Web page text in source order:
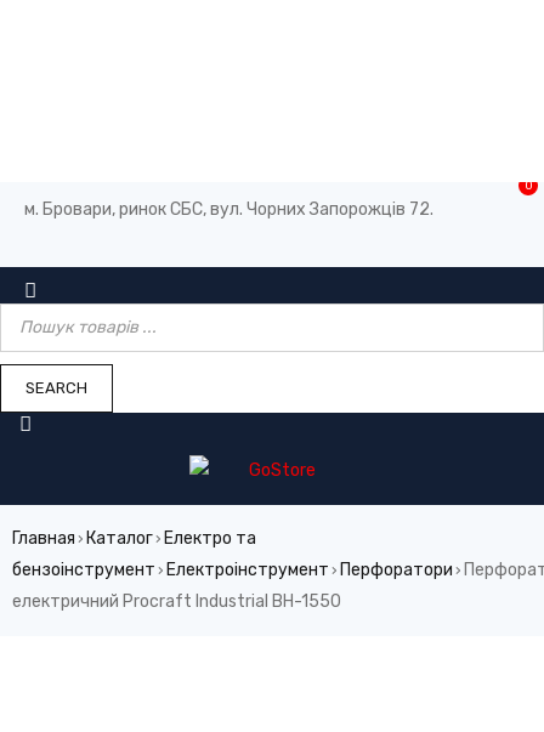
м. Бровари, ринок СБС, вул. Чорних Запорожців 72.
0
Главная › Каталог› Електро та
бензоінструмент › Електроінструмент › Перфоратори ›
електричний Procraft Industrial BH-1550